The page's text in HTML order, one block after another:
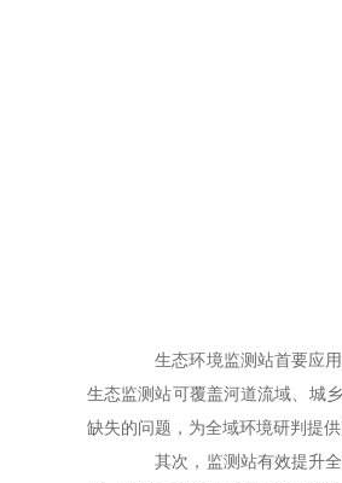
生态环境监测站首要应用
生态监测站可覆盖河道流域、城
缺失的问题，为全域环境研判提供
其次，监测站有效提升全